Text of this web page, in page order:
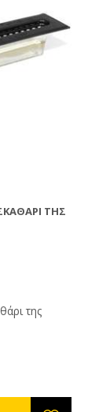
ΤΗΣ
της